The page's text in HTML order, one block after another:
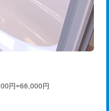
円
円
円=66,000円